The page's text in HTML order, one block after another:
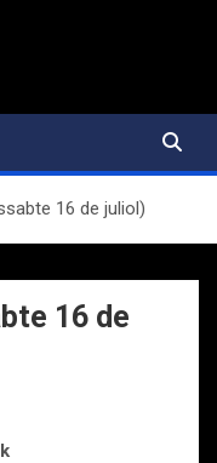
16 de juliol)
16 de